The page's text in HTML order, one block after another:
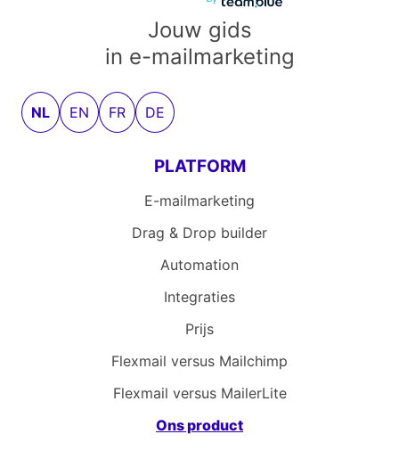
Jouw gids
in e-mailmarketing
NL EN FR DE
PLATFORM
E-mailmarketing
Drag & Drop builder
Automation
Integraties
Prijs
Flexmail versus Mailchimp
Flexmail versus MailerLite
Ons product